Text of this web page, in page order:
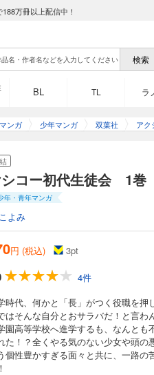
万冊以上配信中！
BL TL ラ
ンガ 少年マンガ 双葉社 アク
コー初代生徒会 1巻
年・青年マンガ
よみ
円 (税込) 3pt
4件
時代、何かと「長」がつく役職を
はそんな自分とおサラバだ！と言
園高等学校へ進学するも、なんと
た！？全くやる気のない少女や頭
個性豊かすぎる面々と共に、一路